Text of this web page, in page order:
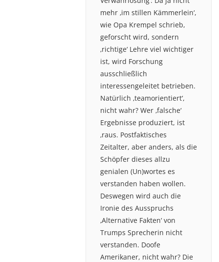
mehr ‚im stillen Kämmerlein‘,
wie Opa Krempel schrieb,
geforscht wird, sondern
‚richtige‘ Lehre viel wichtiger
ist, wird Forschung
ausschließlich
interessengeleitet betrieben.
Natürlich ‚teamorientiert‘,
nicht wahr? Wer ‚falsche‘
Ergebnisse produziert, ist
‚raus. Postfaktisches
Zeitalter, aber anders, als die
Schöpfer dieses allzu
genialen (Un)wortes es
verstanden haben wollen.
Deswegen wird auch die
Ironie des Ausspruchs
‚Alternative Fakten‘ von
Trumps Sprecherin nicht
verstanden. Doofe
Amerikaner, nicht wahr? Die